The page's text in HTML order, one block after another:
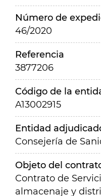
Número de
46/2020
Referencia
3877206
Código de la
A13002915
Entidad
Consejería de
Objeto del
Contrato de
almacenaje y